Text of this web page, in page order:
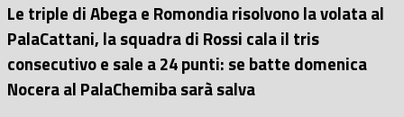
Le triple di Abega e Romondia risolvono la volata al
PalaCattani, la squadra di Rossi cala il tris
consecutivo e sale a 24 punti: se batte domenica
Nocera al PalaChemiba sarà salva